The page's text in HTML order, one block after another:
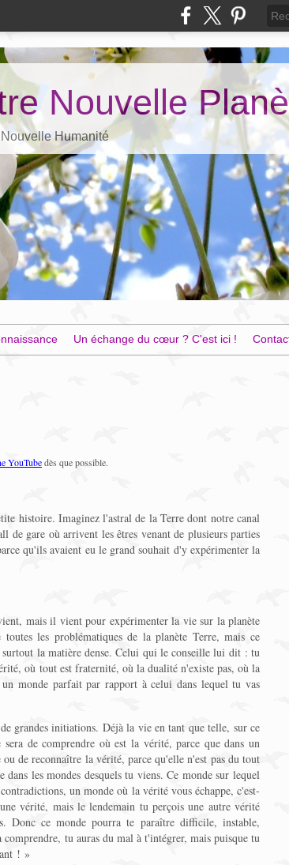
Nouvelle
Humanité
Un échange du cœur ? C'est ici !
YouTubedès que possible.
histoire. Imaginez l'astral de la Terre dont notre canal
de gare où arrivent les êtres venant de plusieurs parties
qu'ils avaient eu le grand souhait d'y expérimenter la
mais il vient pour expérimenter la vie sur la planète
les problématiques de la planète Terre, mais ce
la matière dense. Celui qui le conseille lui dit : tu
où tout est fraternité, où la dualité n'existe pas, où la
monde parfait par rapport à celui dans lequel tu vas
grandes initiations. Déjà la vie en tant que telle, sur ce
de comprendre où est la vérité, parce que dans un
de reconnaître la vérité, parce qu'elle n'est pas du tout
les mondes desquels tu viens. Ce monde sur lequel
un monde où la vérité vous échappe, c'est-
vérité, mais le lendemain tu perçois une autre vérité
Donc ce monde pourra te paraître difficile, instable,
tu auras du mal à t'intégrer, mais puisque tu
! »